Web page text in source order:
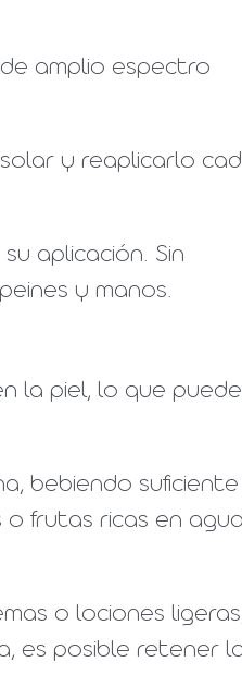
amplio espectro
y reaplicarlo
aplicación. Sin
y manos.
la piel, lo que puede
bebiendo suficiente
o frutas ricas en
o lociones
es posible retener